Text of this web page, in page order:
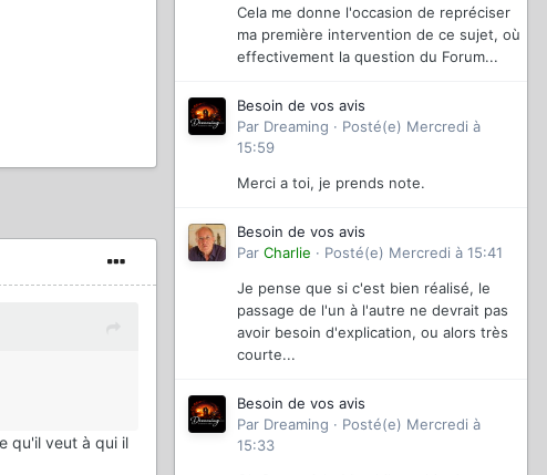
qu'il veut à qui il
Cela me donne l'occasion de repréciser
ma première intervention de ce sujet, où
effectivement la question du Forum...
Besoin de vos avis
Par Dreaming · Posté(e) Mercredi à
15:59
Merci a toi, je prends note.
Besoin de vos avis
Par Charlie · Posté(e) Mercredi à 15:41
Je pense que si c'est bien réalisé, le
passage de l'un à l'autre ne devrait pas
avoir besoin d'explication, ou alors très
courte...
Besoin de vos avis
Par Dreaming · Posté(e) Mercredi à
15:33